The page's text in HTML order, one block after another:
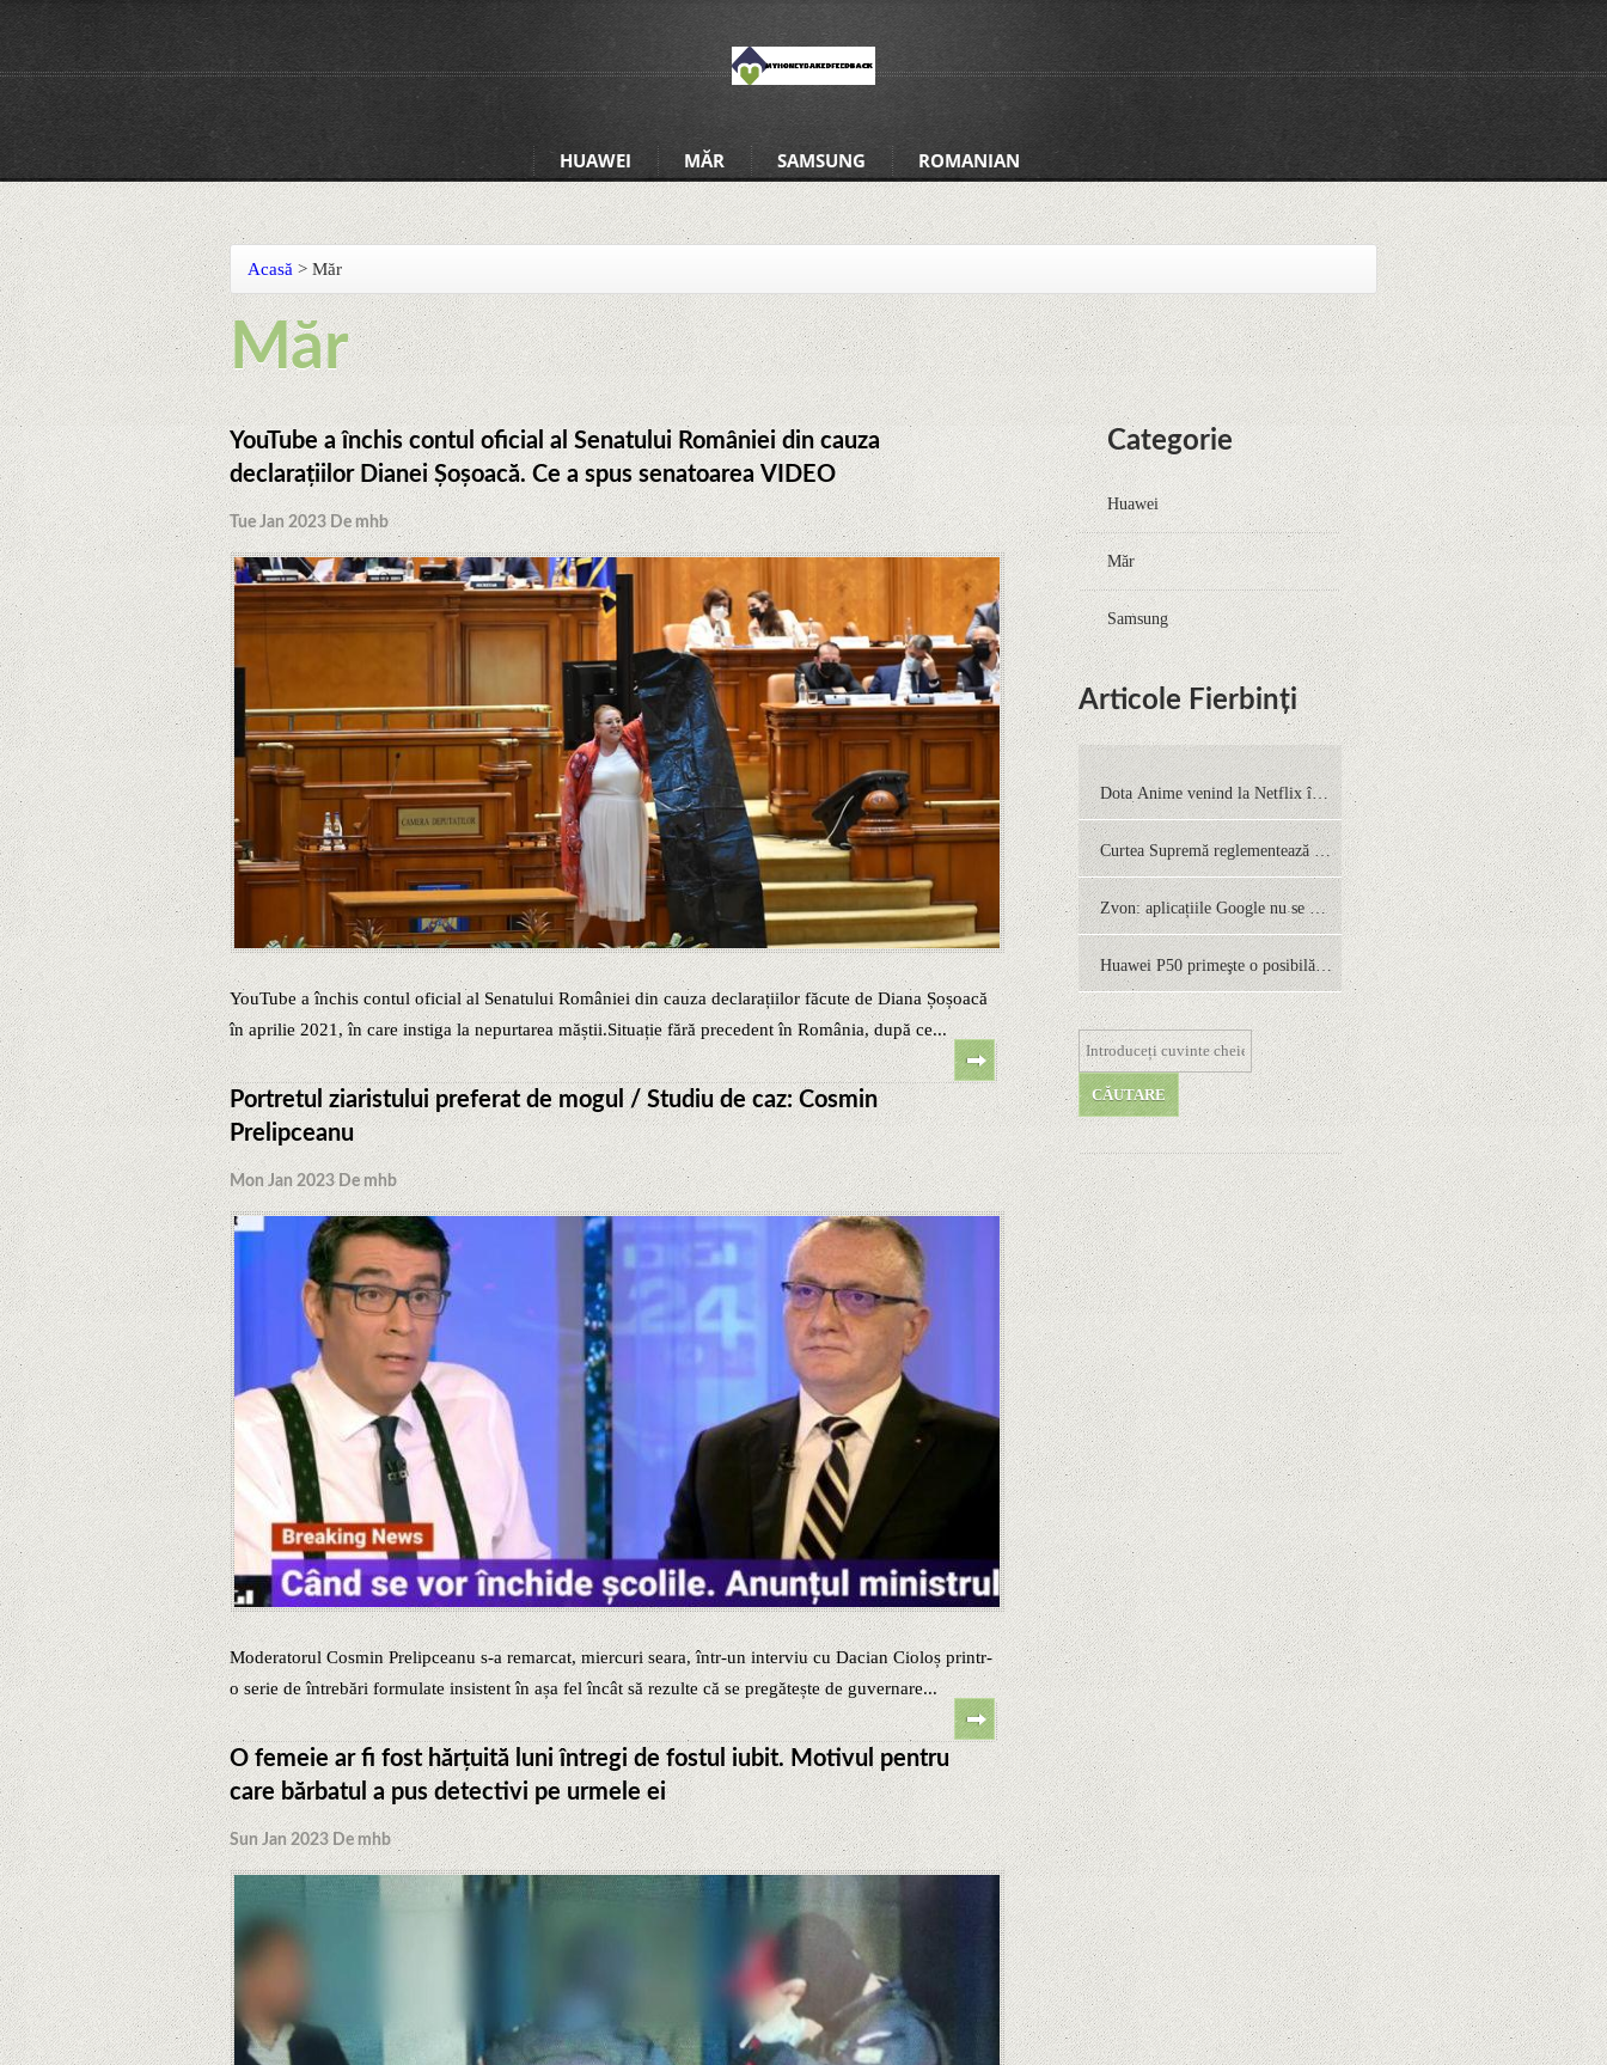
HUAWEI MĂR SAMSUNG ROMANIAN
Acasă > Măr
Măr
YouTube a închis contul oficial al Senatului României din cauza
declarațiilor Dianei Șoșoacă. Ce a spus senatoarea VIDEO
Tue Jan 2023 De mhb
YouTube a închis contul oficial al Senatului României din cauza declarațiilor făcute de Diana Șoșoacă
în aprilie 2021, în care instiga la nepurtarea măștii.Situație fără precedent în România, după ce...
Portretul ziaristului preferat de mogul / Studiu de caz: Cosmin
Prelipceanu
Mon Jan 2023 De mhb
Moderatorul Cosmin Prelipceanu s-a remarcat, miercuri seara, într-un interviu cu Dacian Cioloș printr-
o serie de întrebări formulate insistent în așa fel încât să rezulte că se pregătește de guvernare...
O femeie ar fi fost hărțuită luni întregi de fostul iubit. Motivul pentru
care bărbatul a pus detectivi pe urmele ei
Sun Jan 2023 De mhb
Categorie
Huawei
Măr
Samsung
Articole Fierbinți
Dota Anime venind la Netflix în
această lună de la Legenda Korra
Studio Mir
Curtea Supremă reglementează în
favoarea Google în Oracle Java
Fight
Zvon: aplicațiile Google nu se mai
pot instala pe terminalele Huawei
cu procesoare Kirin
Huawei P50 primeşte o posibilă
dată de lansare şi e mai curând
decât credeam; Are cameră
telephoto cu zoom optic variabil